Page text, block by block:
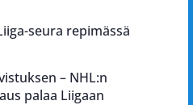
seura repimässä
– NHL:n
palaa Liigaan